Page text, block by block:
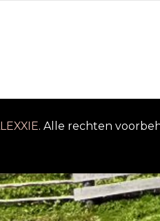
Thuis
. Alle rechten